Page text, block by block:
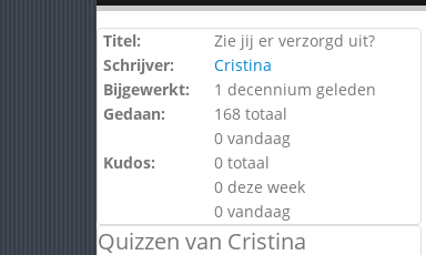
Titel:
Zie jij er verzorgd uit?
Schrijver:
Cristina
Bijgewerkt:
1 decennium geleden
Gedaan:
168 totaal
0 vandaag
Kudos:
0 totaal
0 deze week
0 vandaag
Quizzen van Cristina